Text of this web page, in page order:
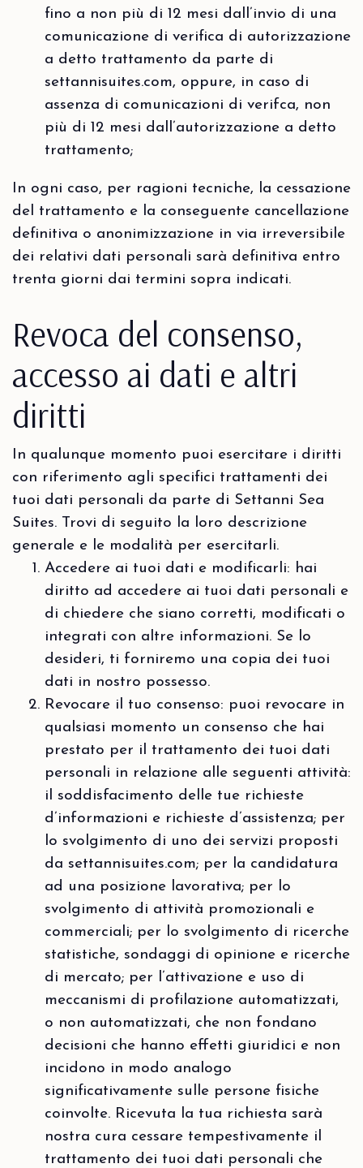
fino a non più di 12 mesi dall’invio di una
comunicazione di verifica di autorizzazione
a detto trattamento da parte di
settannisuites.com, oppure, in caso di
assenza di comunicazioni di verifca, non
più di 12 mesi dall’autorizzazione a detto
trattamento;
In ogni caso, per ragioni tecniche, la cessazione
del trattamento e la conseguente cancellazione
definitiva o anonimizzazione in via irreversibile
dei relativi dati personali sarà definitiva entro
trenta giorni dai termini sopra indicati.
Revoca del consenso,
accesso ai dati e altri
diritti
In qualunque momento puoi esercitare i diritti
con riferimento agli specifici trattamenti dei
tuoi dati personali da parte di Settanni Sea
Suites. Trovi di seguito la loro descrizione
generale e le modalità per esercitarli.
Accedere ai tuoi dati e modificarli: hai
diritto ad accedere ai tuoi dati personali e
di chiedere che siano corretti, modificati o
integrati con altre informazioni. Se lo
desideri, ti forniremo una copia dei tuoi
dati in nostro possesso.
Revocare il tuo consenso: puoi revocare in
qualsiasi momento un consenso che hai
prestato per il trattamento dei tuoi dati
personali in relazione alle seguenti attività:
il soddisfacimento delle tue richieste
d’informazioni e richieste d’assistenza; per
lo svolgimento di uno dei servizi proposti
da settannisuites.com; per la candidatura
ad una posizione lavorativa; per lo
svolgimento di attività promozionali e
commerciali; per lo svolgimento di ricerche
statistiche, sondaggi di opinione e ricerche
di mercato; per l’attivazione e uso di
meccanismi di profilazione automatizzati,
o non automatizzati, che non fondano
decisioni che hanno effetti giuridici e non
incidono in modo analogo
significativamente sulle persone fisiche
coinvolte. Ricevuta la tua richiesta sarà
nostra cura cessare tempestivamente il
trattamento dei tuoi dati personali che